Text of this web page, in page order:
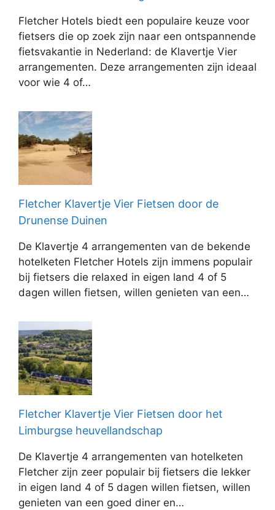
Fletcher Hotels biedt een populaire keuze voor
fietsers die op zoek zijn naar een ontspannende
fietsvakantie in Nederland: de Klavertje Vier
arrangementen. Deze arrangementen zijn ideaal
voor wie 4 of…
Fletcher Klavertje Vier Fietsen door de
Drunense Duinen
De Klavertje 4 arrangementen van de bekende
hotelketen Fletcher Hotels zijn immens populair
bij fietsers die relaxed in eigen land 4 of 5
dagen willen fietsen, willen genieten van een…
Fletcher Klavertje Vier Fietsen door het
Limburgse heuvellandschap
De Klavertje 4 arrangementen van hotelketen
Fletcher zijn zeer populair bij fietsers die lekker
in eigen land 4 of 5 dagen willen fietsen, willen
genieten van een goed diner en…